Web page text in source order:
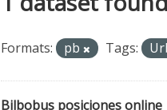
Formats: pb Tags:
Bilbobus posiciones online